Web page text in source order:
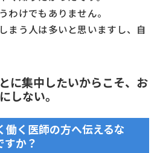
わけでもありません。
まう人は多いと思いますし、自
に集中したいからこそ、お
しない。
働く医師の方へ伝えるな
すか？